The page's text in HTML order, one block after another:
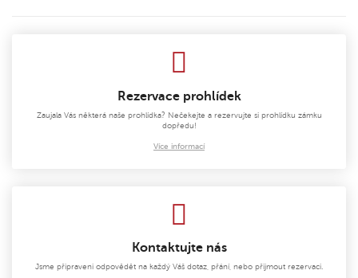
Rezervace prohlídek
Zaujala Vás některá naše prohlídka? Nečekejte a rezervujte si prohlídku zámku
dopředu!
Více informací
Kontaktujte nás
Jsme připraveni odpovědět na každý Váš dotaz, přání, nebo přijmout rezervaci.